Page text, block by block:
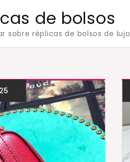
de bolsos
sobre réplicas de bolsos de lujo